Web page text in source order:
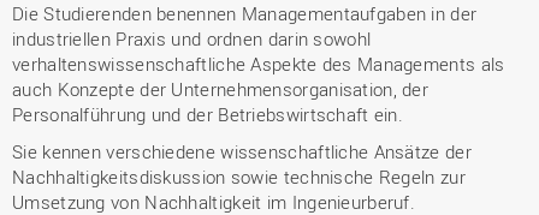
Die Studierenden benennen Managementaufgaben in der
industriellen Praxis und ordnen darin sowohl
verhaltenswissenschaftliche Aspekte des Managements als
auch Konzepte der Unternehmensorganisation, der
Personalführung und der Betriebswirtschaft ein.
Sie kennen verschiedene wissenschaftliche Ansätze der
Nachhaltigkeitsdiskussion sowie technische Regeln zur
Umsetzung von Nachhaltigkeit im Ingenieurberuf.